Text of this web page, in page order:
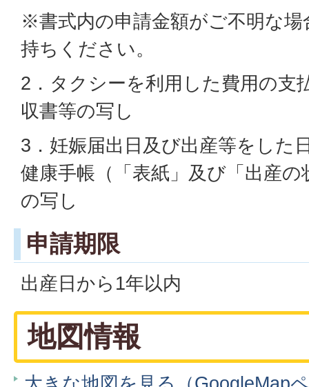
※書式内の申請金額がご不明な
持ちください。
2．タクシーを利用した費用の支
収書等の写し
3．妊娠届出日及び出産等をした
健康手帳（「表紙」及び「出産
の写し
申請期限
出産日から1年以内
地図情報